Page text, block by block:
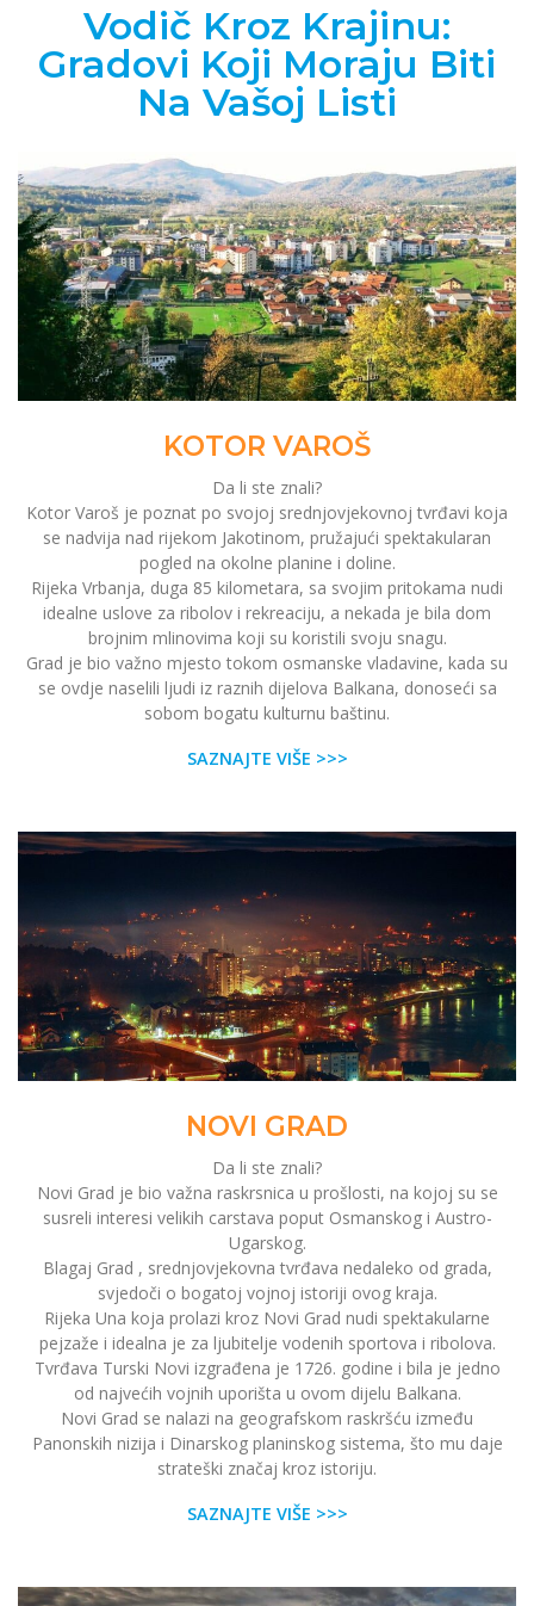
Vodič Kroz Krajinu:
Gradovi Koji Moraju Biti
Na Vašoj Listi
KOTOR VAROŠ
Da li ste znali?
Kotor Varoš je poznat po svojoj srednjovjekovnoj tvrđavi koja
se nadvija nad rijekom Jakotinom, pružajući spektakularan
pogled na okolne planine i doline.
Rijeka Vrbanja, duga 85 kilometara, sa svojim pritokama nudi
idealne uslove za ribolov i rekreaciju, a nekada je bila dom
brojnim mlinovima koji su koristili svoju snagu.
Grad je bio važno mjesto tokom osmanske vladavine, kada su
se ovdje naselili ljudi iz raznih dijelova Balkana, donoseći sa
sobom bogatu kulturnu baštinu.
SAZNAJTE VIŠE >>>
NOVI GRAD
Da li ste znali?
Novi Grad je bio važna raskrsnica u prošlosti, na kojoj su se
susreli interesi velikih carstava poput Osmanskog i Austro-
Ugarskog.
Blagaj Grad , srednjovjekovna tvrđava nedaleko od grada,
svjedoči o bogatoj vojnoj istoriji ovog kraja.
Rijeka Una koja prolazi kroz Novi Grad nudi spektakularne
pejzaže i idealna je za ljubitelje vodenih sportova i ribolova.
Tvrđava Turski Novi izgrađena je 1726. godine i bila je jedno
od najvećih vojnih uporišta u ovom dijelu Balkana.
Novi Grad se nalazi na geografskom raskršću između
Panonskih nizija i Dinarskog planinskog sistema, što mu daje
strateški značaj kroz istoriju.
SAZNAJTE VIŠE >>>